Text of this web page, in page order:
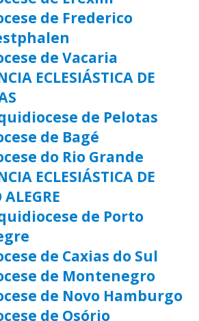
de Frederico
de Vacaria
ECLESIÁSTICA DE
de Pelotas
de Bagé
do Rio Grande
ECLESIÁSTICA DE
ALEGRE
de Porto
de Caxias do Sul
de Montenegro
de Novo Hamburgo
de Osório